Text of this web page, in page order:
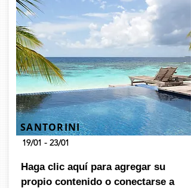
SANTORINI
19/01 - 23/01
Haga clic aquí para agregar su
propio contenido o conectarse a